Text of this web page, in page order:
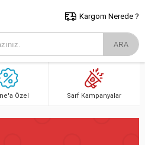
İstanbul İçi Kargo Bedava!
Tıklayın..
Kargom Nerede ?
Özel Sarf Kampanyalar